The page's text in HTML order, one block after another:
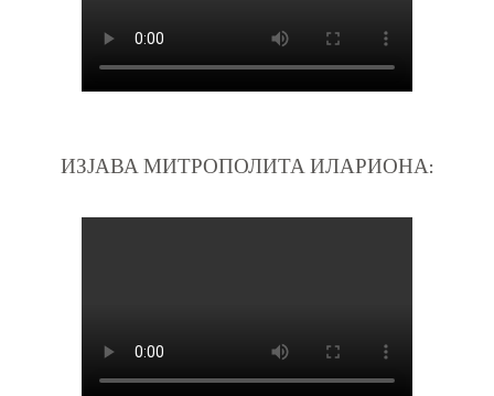
ИЗЈАВА МИТРОПОЛИТА ИЛАРИОНА: